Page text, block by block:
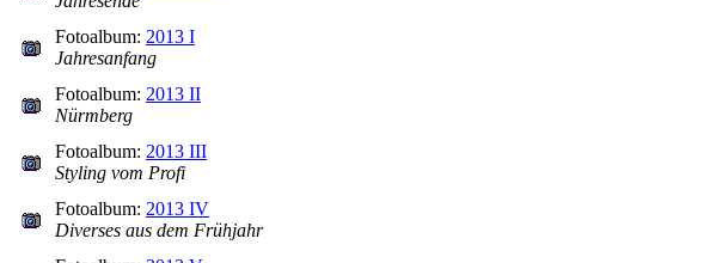
Fotoalbum: 2013 I
Jahresanfang
Fotoalbum: 2013 II
Nürmberg
Fotoalbum: 2013 III
Styling vom Profi
Fotoalbum: 2013 IV
Diverses aus dem Frühjahr